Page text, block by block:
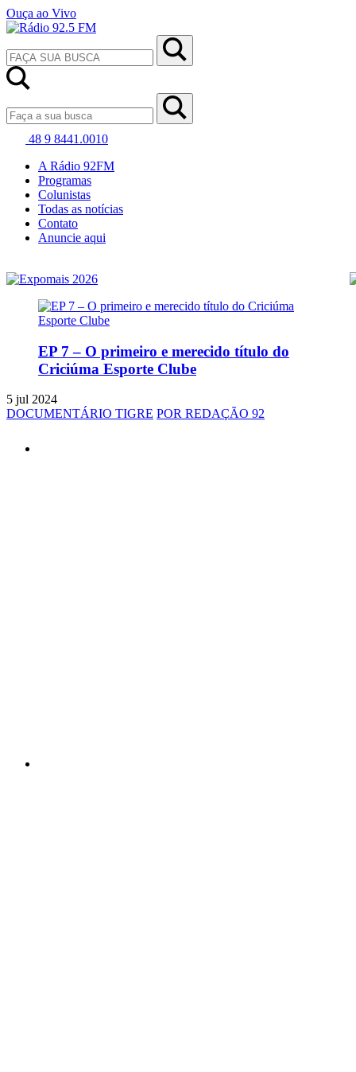
Ouça ao Vivo
48 9 8441.0010
A Rádio 92FM
Programas
Colunistas
Todas as notícias
Contato
Anuncie aqui
EP 7 – O primeiro e merecido título do
Criciúma Esporte Clube
5 jul 2024
DOCUMENTÁRIO TIGRE POR REDAÇÃO 92